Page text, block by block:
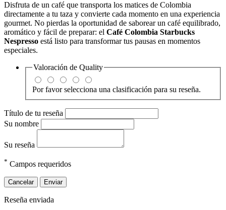
Disfruta de un café que transporta los matices de Colombia
directamente a tu taza y convierte cada momento en una experiencia
gourmet. No pierdas la oportunidad de saborear un café equilibrado,
aromático y fácil de preparar: el Café Colombia Starbucks
Nespresso está listo para transformar tus pausas en momentos
especiales.
Valoración de Quality
Por favor selecciona una clasificación para su reseña.
Título de tu reseña
Su nombre
Su reseña
* Campos requeridos
Cancelar Enviar
Reseña enviada